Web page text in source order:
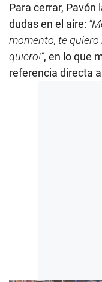
Para cerrar, Pavón
dudas en el aire:
momento, te quiero
quiero!”, en lo que
referencia directa